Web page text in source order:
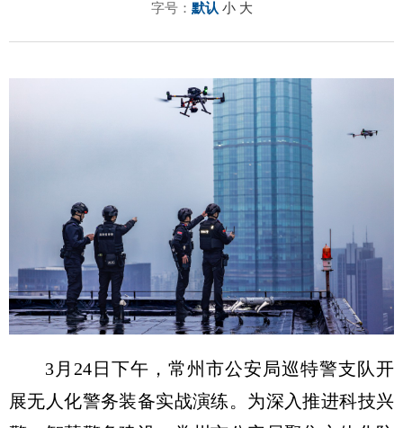
字号： 默认 小 大
3月24日下午，常州市公安局巡特警支队开
展无人化警务装备实战演练。为深入推进科技兴